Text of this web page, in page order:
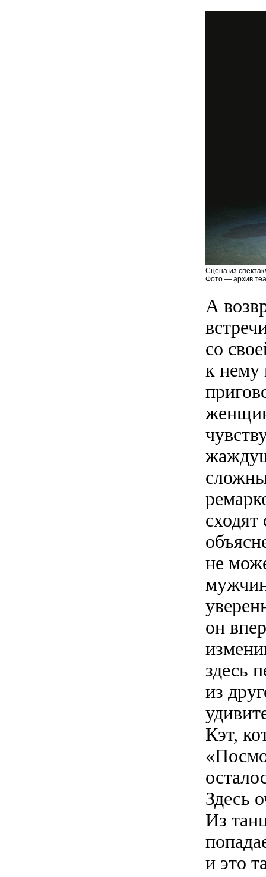
Сцена из
Фото — архив
А
со
к нему
не
он
здесь
из
Кэт,
Здесь
Из
и это